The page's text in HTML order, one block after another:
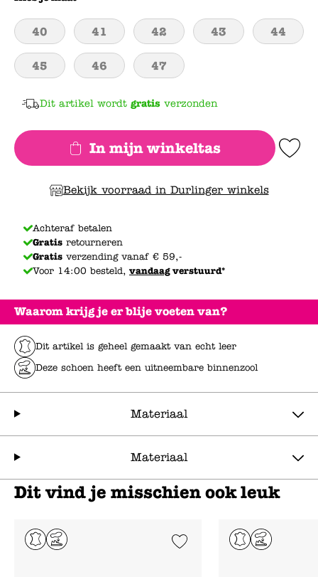
Waarom krijg je er blije voeten van?
Dit artikel is geheel gemaakt van echt leer
Deze schoen heeft een uitneembare binnenzool
Materiaal
Materiaal
40 41 42 43 44
45 46 47
Dit artikel wordt gratis verzonden
In mijn winkeltas Add to
Bekijk voorraad in Durlinger winkels
Achteraf betalen
Gratis retourneren
Gratis verzending vanaf € 59,-
Voor 14:00 besteld, vandaagverstuurd*
Dit vind je misschien ook leuk
Add to Wishlist